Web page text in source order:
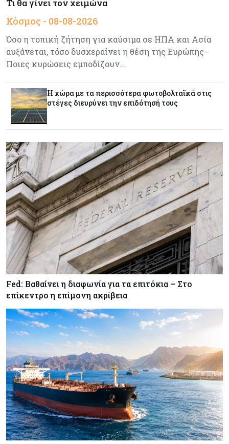
Τι θα γίνει τον χειμώνα
Κόσμος - 08-08-2026
Όσο η τοπική ζήτηση για καύσιμα σε ΗΠΑ και Ασία
αυξάνεται, τόσο δυσχεραίνει η θέση της Ευρώπης -
Ποιες κυρώσεις εμποδίζουν…
Η χώρα με τα περισσότερα φωτοβολταϊκά στις
στέγες διευρύνει την επιδότησή τους
Fed: Βαθαίνει η διαφωνία για τα επιτόκια – Στο
επίκεντρο η επίμονη ακρίβεια